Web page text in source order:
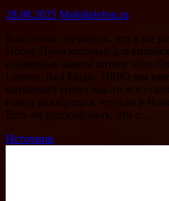
28.08.2025 Mobiltelefon.ru
Как-то так случилось, что я ни
Honor. Прям который для
подводные камни китаек vivo,
Lenovo, Red Magic, OPPO мы
китайский Honor как-то все
повод разобраться, что там у
Есть ли русский язык, что с…
Источник